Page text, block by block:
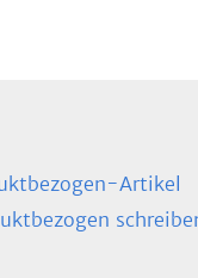
Artikel